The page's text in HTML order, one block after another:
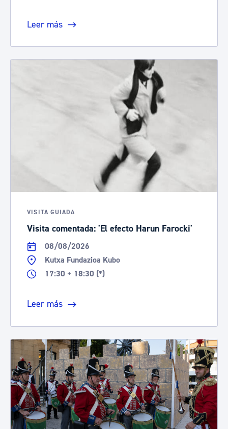
Leer más
VISITA GUIADA
Visita comentada: 'El efecto Harun Farocki'
08/08/2026
Kutxa Fundazioa Kubo
17:30 + 18:30 (*)
Leer más